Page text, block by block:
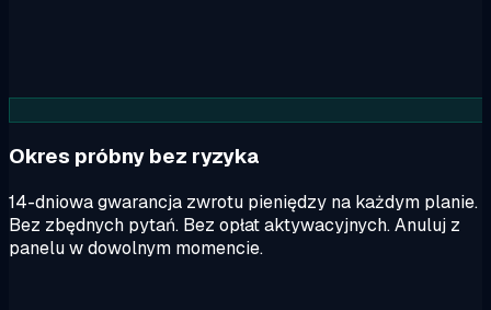
Okres próbny bez ryzyka
14-dniowa gwarancja zwrotu pieniędzy na każdym planie.
Bez zbędnych pytań. Bez opłat aktywacyjnych. Anuluj z
panelu w dowolnym momencie.